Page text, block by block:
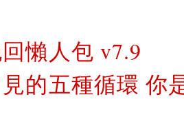
懶人包 v7.9
的五種循環 你